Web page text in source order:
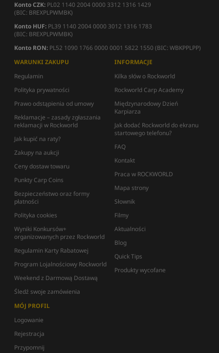
Konto CZK: PL02 1140 2004 0000 3312 1316 1429
(BIC: BREXPLPWMBK)
Konto HUF: PL39 1140 2004 0000 3012 1316 1783
(BIC: BREXPLPWMBK)
Konto RON: PL52 1090 1766 0000 0001 5822 1550 (BIC: WBKPPLPP)
WARUNKI ZAKUPU
Regulamin
Polityka prywatności
Prawo odstąpienia od umowy
Reklamacje – zasady zgłaszania
reklamacji w Rockworld
Jak kupić na raty?
Zakupy na aukcji
Ceny dostaw towaru
Punkty Carp Coins
Bezpieczeństwo oraz formy
płatności
Polityka cookies
Wyniki Konkursów+
organizowanych przez Rockworld
Regulamin Karty Rabatowej
Program Lojalnościowy Rockworld
Weekend z Darmową Dostawą
Śledź swoje zamówienia
INFORMACJE
Kilka słów o Rockworld
Rockworld Carp Academy
Międzynarodowy Dzień
Karpiarza
Jak dodać Rockworld do ekranu
startowego telefonu?
FAQ
Kontakt
Praca w ROCKWORLD
Mapa strony
Słownik
Filmy
Aktualności
Blog
Quick Tips
Produkty wycofane
MÓJ PROFIL
Logowanie
Rejestracja
Przypomnij